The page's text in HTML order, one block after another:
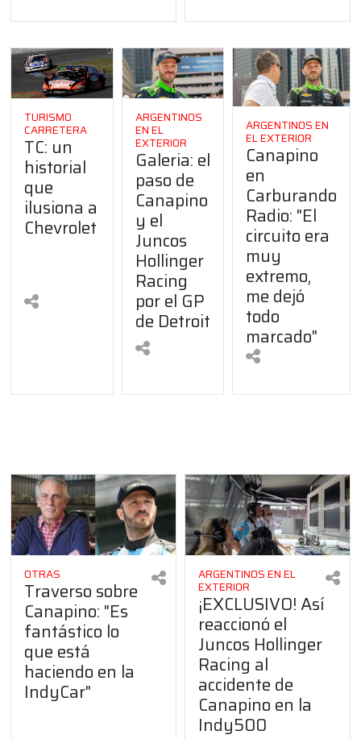
TURISMO
CARRETERA
TC: un
historial
que
ilusiona a
Chevrolet
ARGENTINOS
EN EL
EXTERIOR
Galeria: el
paso de
Canapino
y el
Juncos
Hollinger
Racing
por el GP
de Detroit
ARGENTINOS EN
EL EXTERIOR
Canapino
en
Carburando
Radio: "El
circuito era
muy
extremo,
me dejó
todo
marcado"
OTRAS
Traverso sobre
Canapino: "Es
fantástico lo
que está
haciendo en la
IndyCar"
ARGENTINOS EN EL
EXTERIOR
¡EXCLUSIVO! Así
reaccionó el
Juncos Hollinger
Racing al
accidente de
Canapino en la
Indy500